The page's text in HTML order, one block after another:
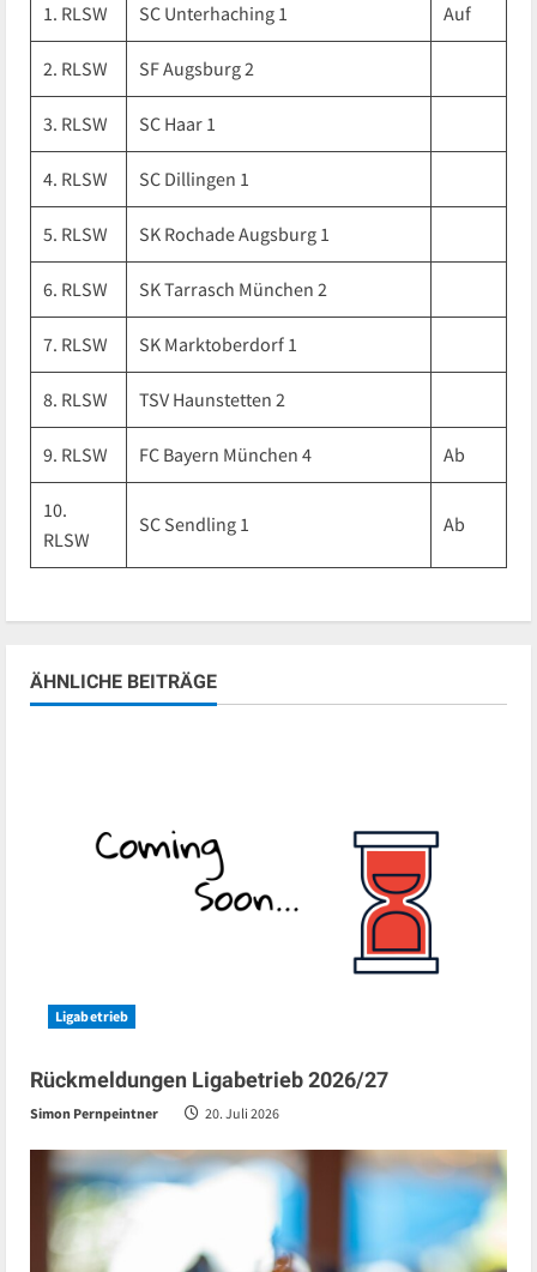
1. RLSW SC Unterhaching 1 Auf
2. RLSW SF Augsburg 2
3. RLSW SC Haar 1
4. RLSW SC Dillingen 1
5. RLSW SK Rochade Augsburg 1
6. RLSW SK Tarrasch München 2
7. RLSW SK Marktoberdorf 1
8. RLSW TSV Haunstetten 2
9. RLSW FC Bayern München 4 Ab
10.
RLSW
SC Sendling 1 Ab
ÄHNLICHE BEITRÄGE
Ligabetrieb
Rückmeldungen Ligabetrieb 2026/27
Simon Pernpeintner 20. Juli 2026